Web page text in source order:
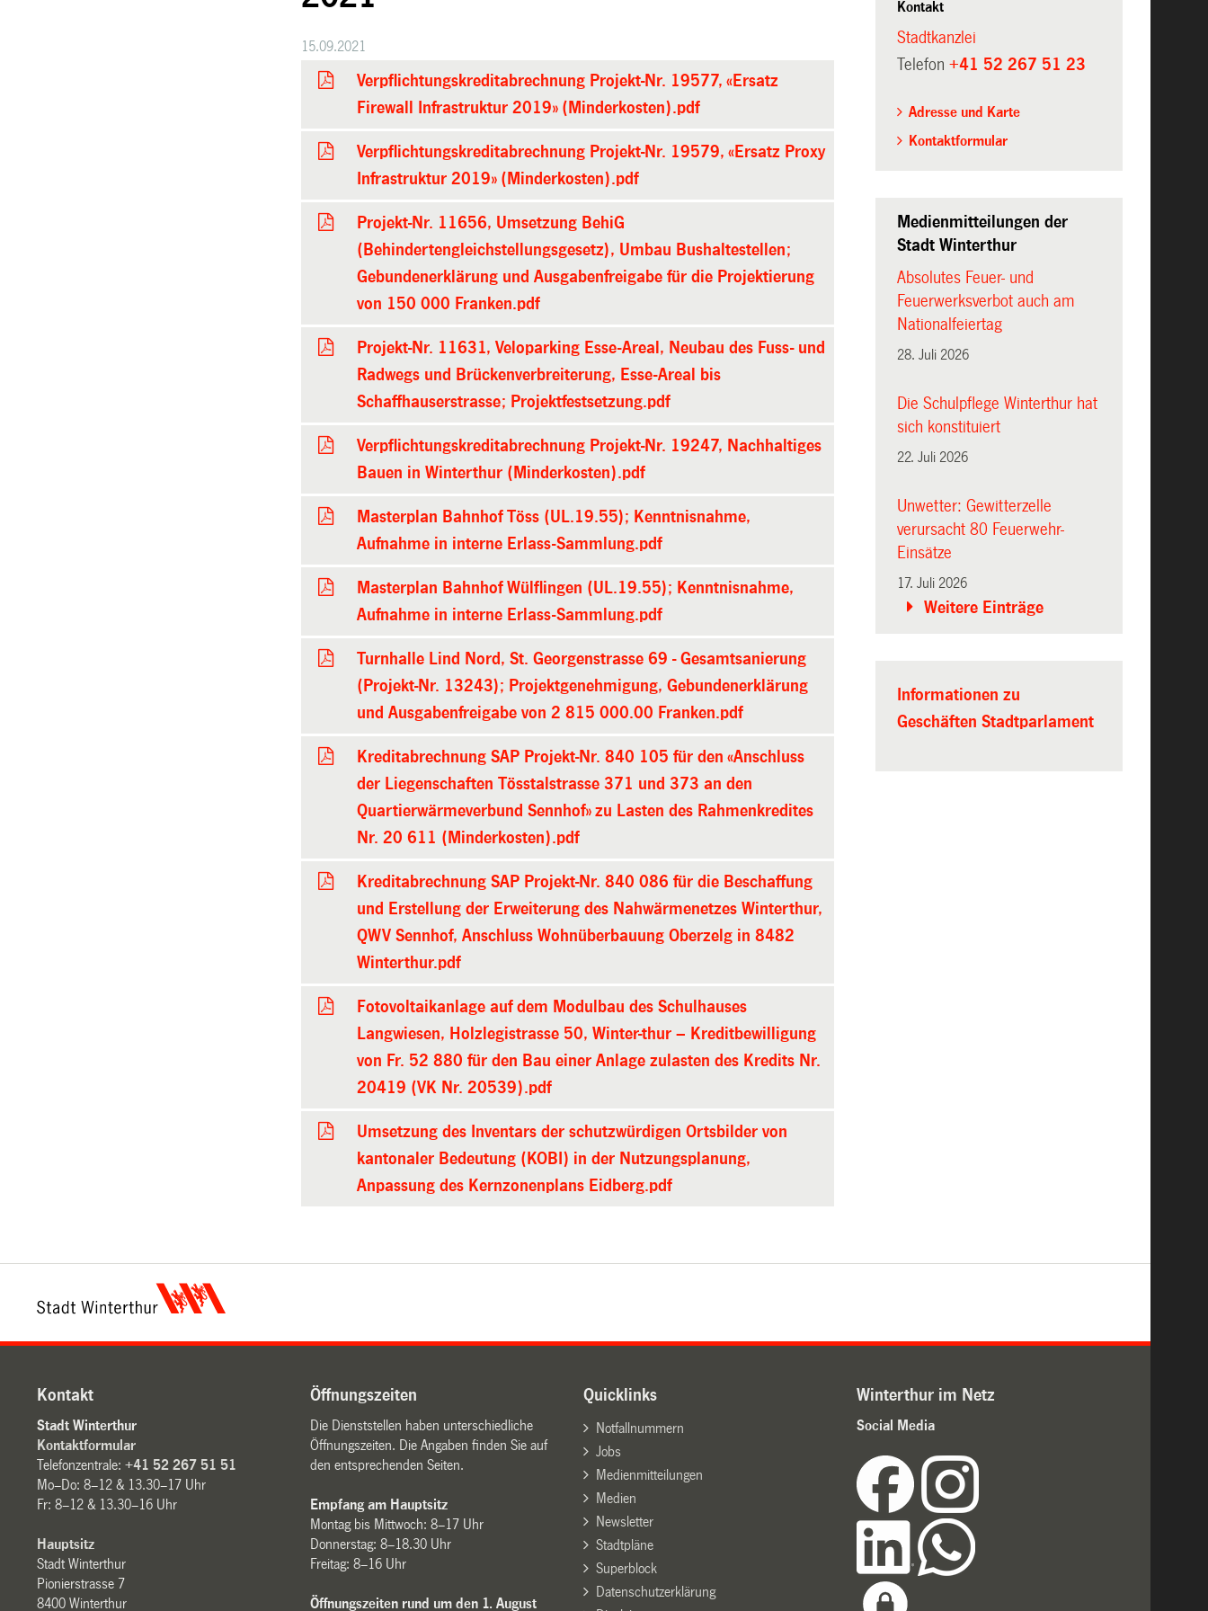
15.09.2021
Verpflichtungskreditabrechnung Projekt-Nr. 19577, «Ersatz
Firewall Infrastruktur 2019» (Minderkosten).pdf
Verpflichtungskreditabrechnung Projekt-Nr. 19579, «Ersatz Proxy
Infrastruktur 2019» (Minderkosten).pdf
Projekt-Nr. 11656, Umsetzung BehiG
(Behindertengleichstellungsgesetz), Umbau Bushaltestellen;
Gebundenerklärung und Ausgabenfreigabe für die Projektierung
von 150 000 Franken.pdf
Projekt-Nr. 11631, Veloparking Esse-Areal, Neubau des Fuss- und
Radwegs und Brückenverbreiterung, Esse-Areal bis
Schaffhauserstrasse; Projektfestsetzung.pdf
Verpflichtungskreditabrechnung Projekt-Nr. 19247, Nachhaltiges
Bauen in Winterthur (Minderkosten).pdf
Masterplan Bahnhof Töss (UL.19.55); Kenntnisnahme,
Aufnahme in interne Erlass-Sammlung.pdf
Masterplan Bahnhof Wülflingen (UL.19.55); Kenntnisnahme,
Aufnahme in interne Erlass-Sammlung.pdf
Turnhalle Lind Nord, St. Georgenstrasse 69 - Gesamtsanierung
(Projekt-Nr. 13243); Projektgenehmigung, Gebundenerklärung
und Ausgabenfreigabe von 2 815 000.00 Franken.pdf
Kreditabrechnung SAP Projekt-Nr. 840 105 für den «Anschluss
der Liegenschaften Tösstalstrasse 371 und 373 an den
Quartierwärmeverbund Sennhof» zu Lasten des Rahmenkredites
Nr. 20 611 (Minderkosten).pdf
Kreditabrechnung SAP Projekt-Nr. 840 086 für die Beschaffung
und Erstellung der Erweiterung des Nahwärmenetzes Winterthur,
QWV Sennhof, Anschluss Wohnüberbauung Oberzelg in 8482
Winterthur.pdf
Fotovoltaikanlage auf dem Modulbau des Schulhauses
Langwiesen, Holzlegistrasse 50, Winter-thur – Kreditbewilligung
von Fr. 52 880 für den Bau einer Anlage zulasten des Kredits Nr.
20419 (VK Nr. 20539).pdf
Umsetzung des Inventars der schutzwürdigen Ortsbilder von
kantonaler Bedeutung (KOBI) in der Nutzungsplanung,
Anpassung des Kernzonenplans Eidberg.pdf
Kontakt
Stadtkanzlei
Telefon +41 52 267 51 23
Adresse und Karte
Kontaktformular
Medienmitteilungen der
Stadt Winterthur
Absolutes Feuer- und
Feuerwerksverbot auch am
Nationalfeiertag
28. Juli 2026
Die Schulpflege Winterthur hat
sich konstituiert
22. Juli 2026
Unwetter: Gewitterzelle
verursacht 80 Feuerwehr-
Einsätze
17. Juli 2026
Weitere Einträge
Informationen zu
Geschäften Stadtparlament
Kontakt
Stadt Winterthur
Kontaktformular
Telefonzentrale:+41 52 267 51 51
Mo–Do: 8–12 & 13.30–17 Uhr
Fr: 8–12 & 13.30–16 Uhr
Hauptsitz
Stadt Winterthur
Pionierstrasse 7
8400 Winterthur
Öffnungszeiten
Die Dienststellen haben unterschiedliche
Öffnungszeiten. Die Angaben finden Sie auf
den entsprechenden Seiten.
Empfang am Hauptsitz
Montag bis Mittwoch: 8–17 Uhr
Donnerstag: 8–18.30 Uhr
Freitag: 8–16 Uhr
Öffnungszeiten rund um den 1. August
Quicklinks
Notfallnummern
Jobs
Medienmitteilungen
Medien
Newsletter
Stadtpläne
Superblock
Datenschutzerklärung
Winterthur im Netz
Social Media